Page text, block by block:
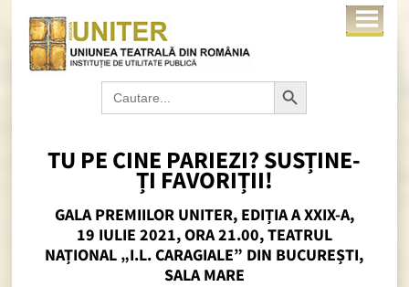
Search
for:
Search Button
TU PE CINE PARIEZI? SUSȚINE-
ȚI FAVORIȚII!
GALA PREMIILOR UNITER, EDIȚIA A XXIX-A,
19 IULIE 2021, ORA 21.00, TEATRUL
NAȚIONAL „I.L. CARAGIALE” DIN BUCUREȘTI,
SALA MARE